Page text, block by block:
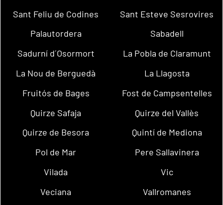
Sant Feliu de Codines
Sant Esteve Sesrovires
Palautordera
Sabadell
Sadurní d´Osormort
La Pobla de Claramunt
La Nou de Berguedà
La Llagosta
Fruitós de Bages
Fost de Campsentelles
Quirze Safaja
Quirze del Vallès
Quirze de Besora
Quintí de Mediona
Pol de Mar
Pere Sallavinera
Vilada
Vic
Veciana
Vallromanes